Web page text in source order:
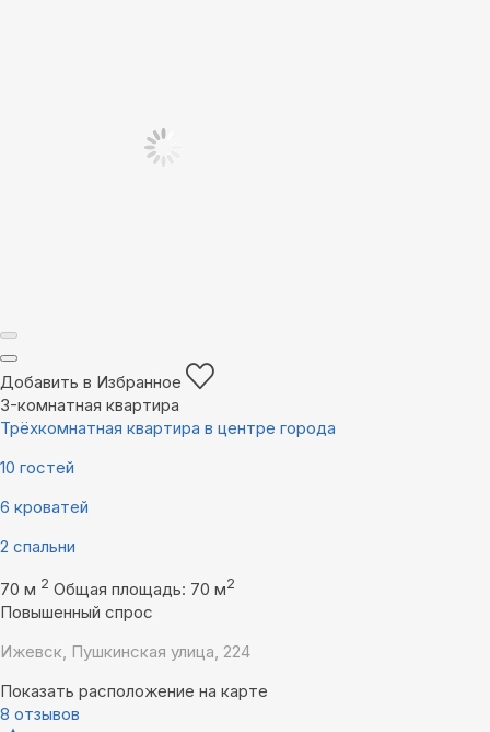
Добавить в Избранное
3-комнатная квартира
Трёхкомнатная квартира в центре города
10 гостей
6 кроватей
2 спальни
70 м 2 Общая площадь: 70 м2
Повышенный спрос
Ижевск, Пушкинская улица, 224
Показать расположение на карте
8 отзывов